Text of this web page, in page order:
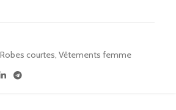
Robes courtes Vêtements femme